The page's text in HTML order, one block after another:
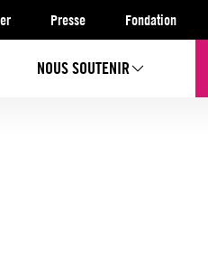
Presse Fondation
NOUS SOUTENIR